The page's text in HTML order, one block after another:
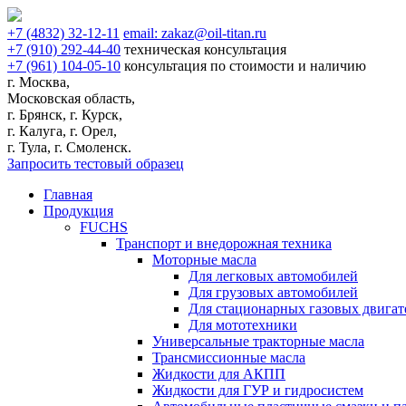
+7 (4832) 32-12-11 email: zakaz@oil-titan.ru
+7 (910) 292-44-40 техническая консультация
+7 (961) 104-05-10 консультация по стоимости и наличию
г. Москва,
Московская область,
г. Брянск, г. Курск,
г. Калуга, г. Орел,
г. Тула, г. Смоленск.
Запросить тестовый образец
Главная
Продукция
FUCHS
Транспорт и внедорожная техника
Моторные масла
Для легковых автомобилей
Для грузовых автомобилей
Для стационарных газовых
Для мототехники
Универсальные тракторные масла
Трансмиссионные масла
Жидкости для АКПП
Жидкости для ГУР и гидросистем